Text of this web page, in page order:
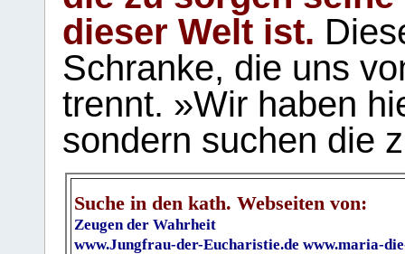
dieser Welt ist.
Schranke, die uns
trennt. »Wir haben
sondern suchen die
Suche in den kath. Webseiten von:
Zeugen der Wahrheit
www.Jungfrau-der-Eucharistie.de www.maria-